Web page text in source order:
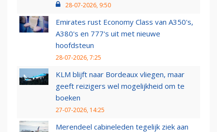
28-07-2026, 9:50
Emirates rust Economy Class van A350's,
A380's en 777's uit met nieuwe
hoofdsteun
28-07-2026, 7:25
KLM blijft naar Bordeaux vliegen, maar
geeft reizigers wel mogelijkheid om te
boeken
27-07-2026, 14:25
Merendeel cabineleden tegelijk ziek aan